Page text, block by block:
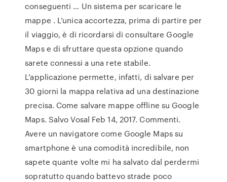
conseguenti … Un sistema per scaricare le
mappe . L’unica accortezza, prima di partire per
il viaggio, è di ricordarsi di consultare Google
Maps e di sfruttare questa opzione quando
sarete connessi a una rete stabile.
L’applicazione permette, infatti, di salvare per
30 giorni la mappa relativa ad una destinazione
precisa. Come salvare mappe offline su Google
Maps. Salvo Vosal Feb 14, 2017. Commenti.
Avere un navigatore come Google Maps su
smartphone è una comodità incredibile, non
sapete quante volte mi ha salvato dal perdermi
sopratutto quando battevo strade poco